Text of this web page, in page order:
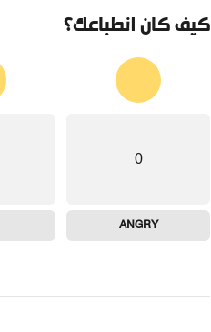
كيف كان انطباعك؟
0
ANGRY